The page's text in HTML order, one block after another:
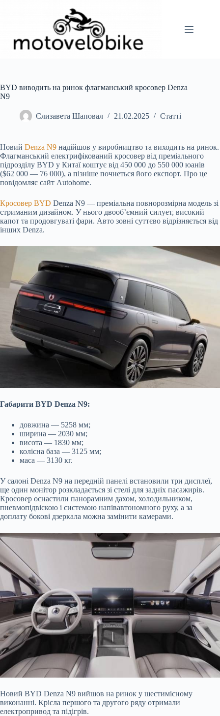
BYD виводить на ринок флагманський кросовер Denza
N9
Єлизавета Шаповал 21.02.2025 Статті
Новий Denza N9 надійшов у виробництво та виходить на ринок.
Флагманський електрифікований кросовер від преміального
підрозділу BYD у Китаї коштує від 450 000 до 550 000 юанів
($62 000 — 76 000), а пізніше почнеться його експорт. Про це
повідомляє сайт Autohome.
Кросовер BYD Denza N9 — преміальна повнорозмірна модель зі
стриманим дизайном. У нього двооб’ємний силует, високий
капот та продовгуваті фари. Авто зовні суттєво відрізняється від
інших Denza.
Габарити BYD Denza N9:
довжина — 5258 мм;
ширина — 2030 мм;
висота — 1830 мм;
колісна база — 3125 мм;
маса — 3130 кг.
У салоні Denza N9 на передній панелі встановили три дисплеї,
ще один монітор розкладається зі стелі для задніх пасажирів.
Кросовер оснастили панорамним дахом, холодильником,
пневмопідвіскою і системою напівавтономного руху, а за
доплату бокові дзеркала можна замінити камерами.
Новий BYD Denza N9 вийшов на ринок у шестимісному
виконанні. Крісла першого та другого ряду отримали
електропривод та підігрів.